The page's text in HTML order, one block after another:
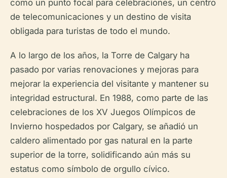
como un punto focal para celebraciones, un centro
de telecomunicaciones y un destino de visita
obligada para turistas de todo el mundo.
A lo largo de los años, la Torre de Calgary ha
pasado por varias renovaciones y mejoras para
mejorar la experiencia del visitante y mantener su
integridad estructural. En 1988, como parte de las
celebraciones de los XV Juegos Olímpicos de
Invierno hospedados por Calgary, se añadió un
caldero alimentado por gas natural en la parte
superior de la torre, solidificando aún más su
estatus como símbolo de orgullo cívico.